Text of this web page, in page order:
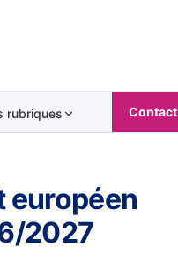
rubriques Contact
européen
2027